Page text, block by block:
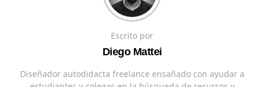
Escrito por
Diego Mattei
Diseñador autodidacta freelance ensañado con ayudar a